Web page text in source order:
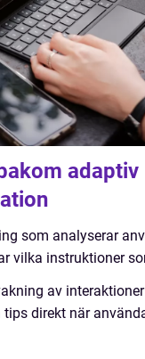
adaptiv
som analyserar
vilka instruktioner
av
direkt när